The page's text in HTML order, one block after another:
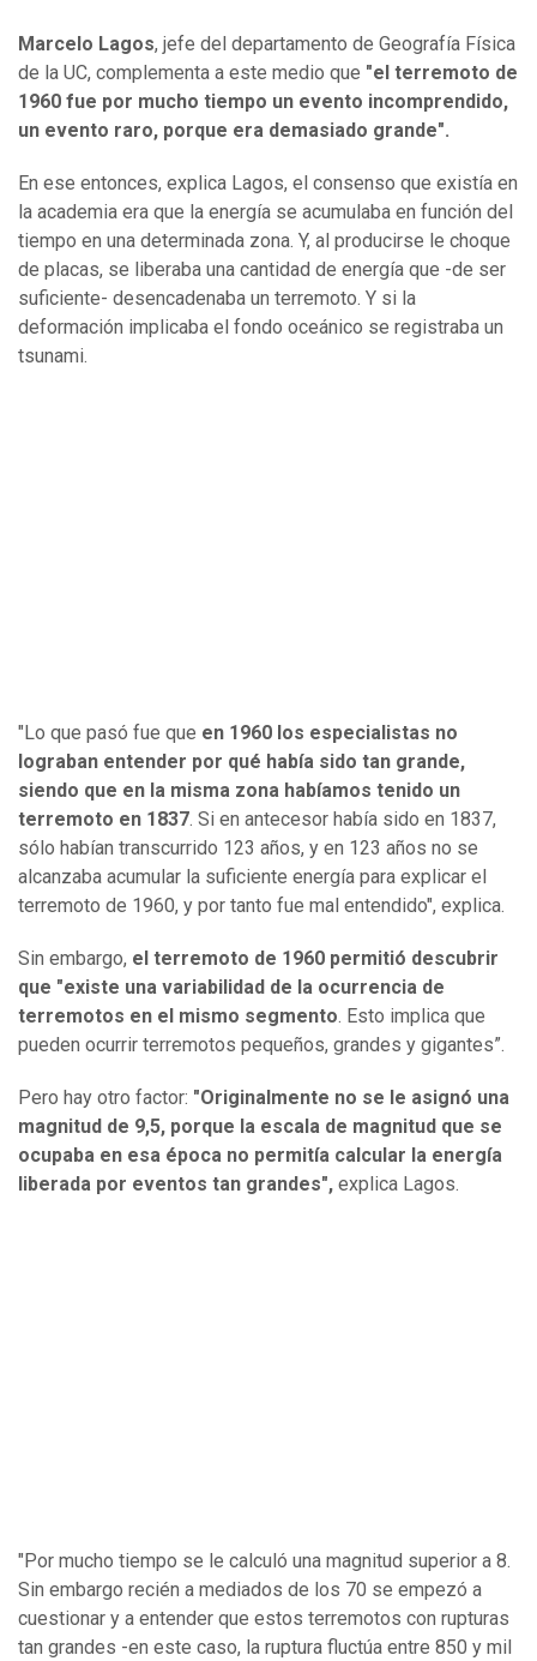
Marcelo Lagos, jefe del departamento de Geografía Física
de la UC, complementa a este medio que "el terremoto de
1960 fue por mucho tiempo un evento incomprendido,
un evento raro, porque era demasiado grande".
En ese entonces, explica Lagos, el consenso que existía en
la academia era que la energía se acumulaba en función del
tiempo en una determinada zona. Y, al producirse le choque
de placas, se liberaba una cantidad de energía que -de ser
suficiente- desencadenaba un terremoto. Y si la
deformación implicaba el fondo oceánico se registraba un
tsunami.
"Lo que pasó fue que en 1960 los especialistas no
lograban entender por qué había sido tan grande,
siendo que en la misma zona habíamos tenido un
terremoto en 1837. Si en antecesor había sido en 1837,
sólo habían transcurrido 123 años, y en 123 años no se
alcanzaba acumular la suficiente energía para explicar el
terremoto de 1960, y por tanto fue mal entendido", explica.
Sin embargo, el terremoto de 1960 permitió descubrir
que "existe una variabilidad de la ocurrencia de
terremotos en el mismo segmento. Esto implica que
pueden ocurrir terremotos pequeños, grandes y gigantes”.
Pero hay otro factor: "Originalmente no se le asignó una
magnitud de 9,5, porque la escala de magnitud que se
ocupaba en esa época no permitía calcular la energía
liberada por eventos tan grandes", explica Lagos.
"Por mucho tiempo se le calculó una magnitud superior a 8.
Sin embargo recién a mediados de los 70 se empezó a
cuestionar y a entender que estos terremotos con rupturas
tan grandes -en este caso, la ruptura fluctúa entre 850 y mil